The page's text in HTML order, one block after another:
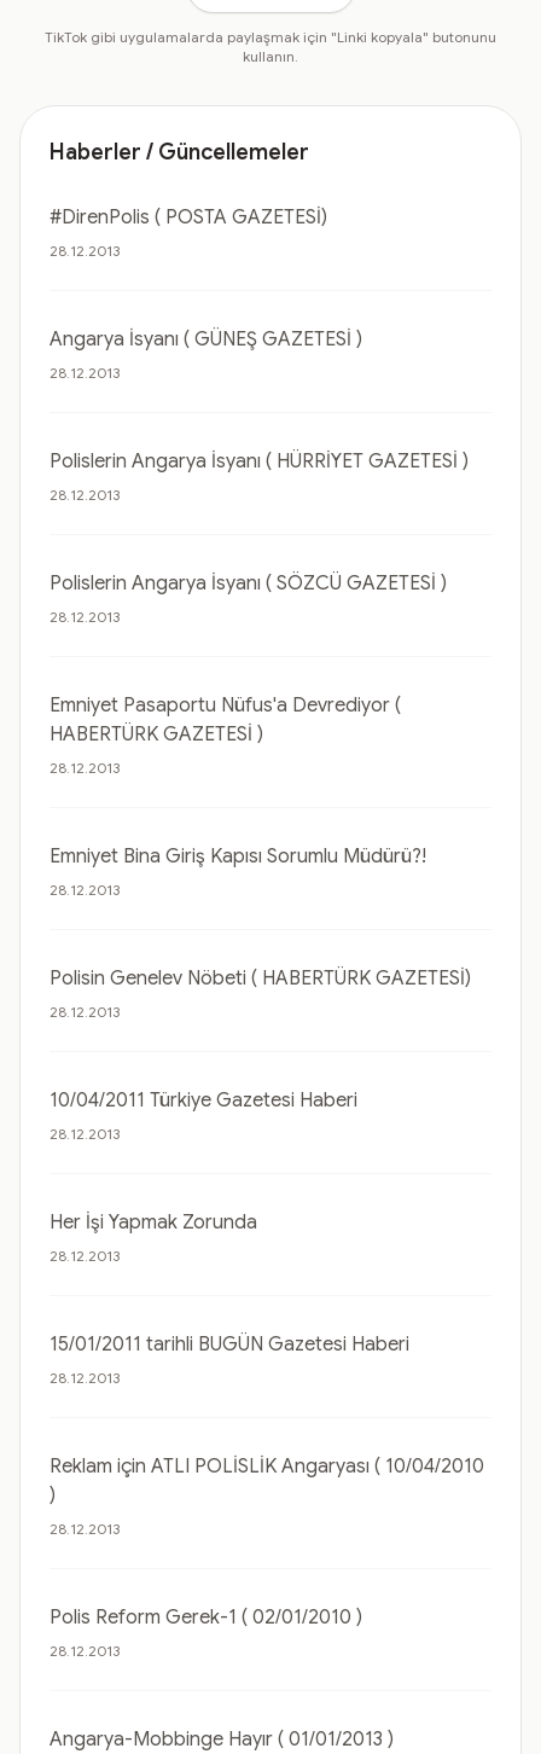
TikTok gibi uygulamalarda paylaşmak için "Linki kopyala" butonunu
kullanın.
Haberler / Güncellemeler
#DirenPolis ( POSTA GAZETESİ)
28.12.2013
Angarya İsyanı ( GÜNEŞ GAZETESİ )
28.12.2013
Polislerin Angarya İsyanı ( HÜRRİYET GAZETESİ )
28.12.2013
Polislerin Angarya İsyanı ( SÖZCÜ GAZETESİ )
28.12.2013
Emniyet Pasaportu Nüfus'a Devrediyor (
HABERTÜRK GAZETESİ )
28.12.2013
Emniyet Bina Giriş Kapısı Sorumlu Müdürü?!
28.12.2013
Polisin Genelev Nöbeti ( HABERTÜRK GAZETESİ)
28.12.2013
10/04/2011 Türkiye Gazetesi Haberi
28.12.2013
Her İşi Yapmak Zorunda
28.12.2013
15/01/2011 tarihli BUGÜN Gazetesi Haberi
28.12.2013
Reklam için ATLI POLİSLİK Angaryası ( 10/04/2010
)
28.12.2013
Polis Reform Gerek-1 ( 02/01/2010 )
28.12.2013
Angarya-Mobbinge Hayır ( 01/01/2013 )